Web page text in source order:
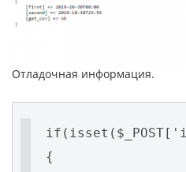
Отладочная информация.
{